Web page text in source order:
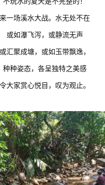
来一场溪水大战。水无处不在
或如瀑飞泻，或静流无声
或汇聚成塘，或如玉带飘逸，
种种姿态，各呈独特之美感
令大家赏心悦目，叹为观止。